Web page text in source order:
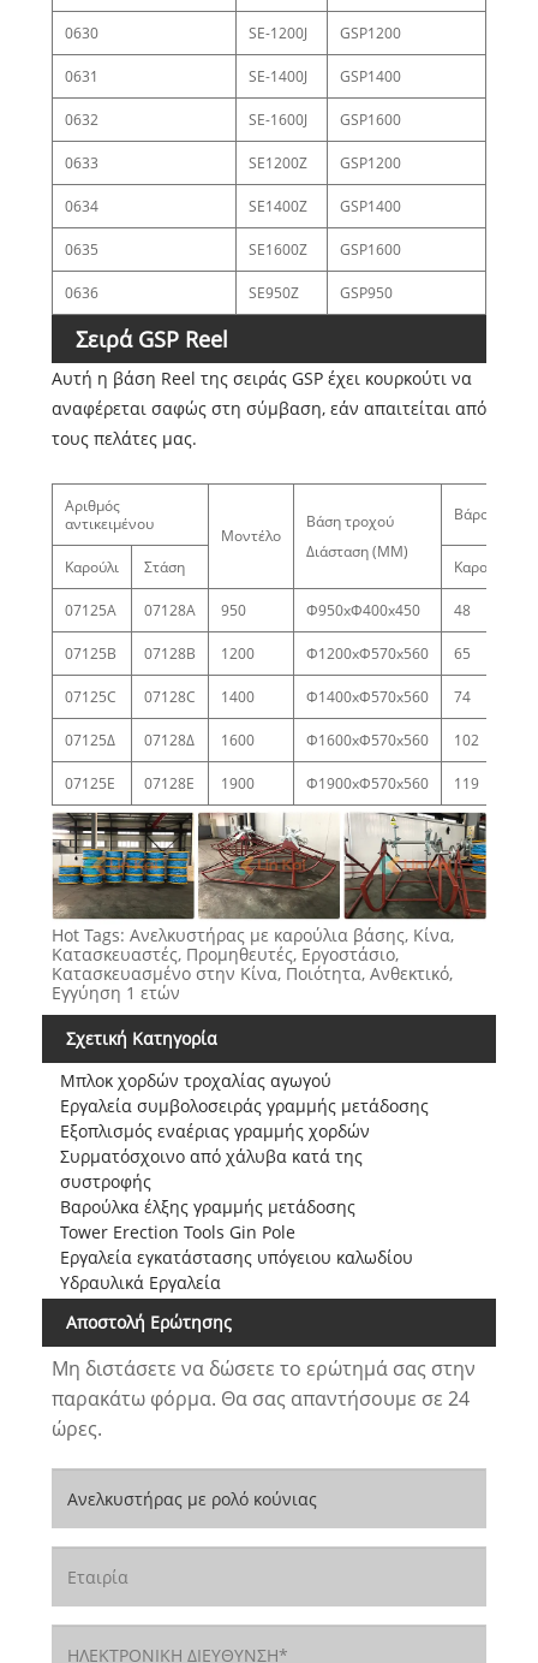
0630 SE-1200J GSP1200
0631 SE-1400J GSP1400
0632 SE-1600J GSP1600
0633 SE1200Z GSP1200
0634 SE1400Z GSP1400
0635 SE1600Z GSP1600
0636 SE950Z GSP950
Σειρά GSP Reel
Αυτή η βάση Reel της σειράς GSP έχει κουρκούτι να
αναφέρεται σαφώς στη σύμβαση, εάν απαιτείται από
τους πελάτες μας.
Αριθμός
αντικειμένου
Μοντέλο
Βάση τροχού
Διάσταση (MM)
Βάρος (KG)
Καρούλι Στάση Καρούλι
07125Α 07128Α 950 Φ950xΦ400x450 48
07125Β 07128Β 1200 Φ1200xΦ570x560 65
07125C 07128C 1400 Φ1400xΦ570x560 74
07125Δ 07128Δ 1600 Φ1600xΦ570x560 102
07125Ε 07128Ε 1900 Φ1900xΦ570x560 119
Hot Tags: Ανελκυστήρας με καρούλια βάσης, Κίνα,
Κατασκευαστές, Προμηθευτές, Εργοστάσιο,
Κατασκευασμένο στην Κίνα, Ποιότητα, Ανθεκτικό,
Εγγύηση 1 ετών
Σχετική Κατηγορία
Μπλοκ χορδών τροχαλίας αγωγού
Εργαλεία συμβολοσειράς γραμμής μετάδοσης
Εξοπλισμός εναέριας γραμμής χορδών
Συρματόσχοινο από χάλυβα κατά της
συστροφής
Βαρούλκα έλξης γραμμής μετάδοσης
Tower Erection Tools Gin Pole
Εργαλεία εγκατάστασης υπόγειου καλωδίου
Υδραυλικά Εργαλεία
Αποστολή Ερώτησης
Μη διστάσετε να δώσετε το ερώτημά σας στην
παρακάτω φόρμα. Θα σας απαντήσουμε σε 24
ώρες.